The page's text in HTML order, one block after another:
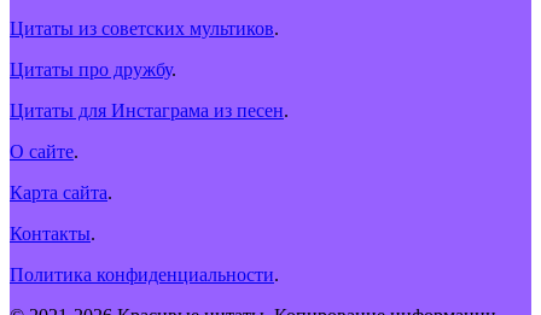
Цитаты из советских мультиков.
Цитаты про дружбу.
Цитаты для Инстаграма из песен.
О сайте.
Карта сайта.
Контакты.
Политика конфиденциальности.